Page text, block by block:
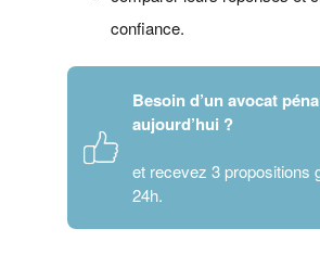
confiance.
Besoin d’un avocat
aujourd’hui ?
et recevez 3 propositions
24h.